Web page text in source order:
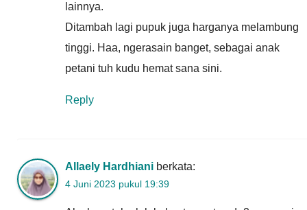
lainnya.
Ditambah lagi pupuk juga harganya melambung
tinggi. Haa, ngerasain banget, sebagai anak
petani tuh kudu hemat sana sini.
Reply
Allaely Hardhiani berkata:
4 Juni 2023 pukul 19:39